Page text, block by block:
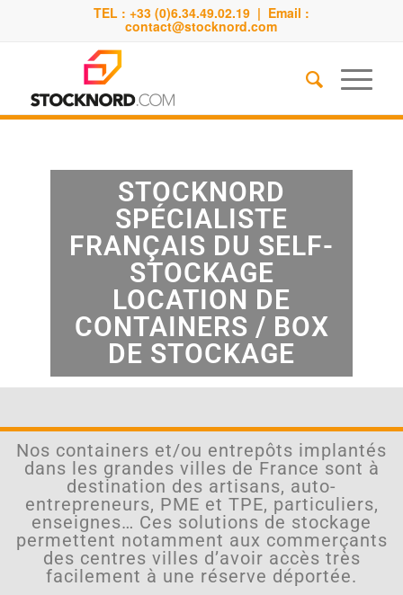
TEL : +33 (0)6.34.49.02.19 | Email :
contact@stocknord.com
STOCKNORD
SPÉCIALISTE
FRANÇAIS DU SELF-
STOCKAGE
LOCATION DE
CONTAINERS / BOX
DE STOCKAGE
Nos containers et/ou entrepôts implantés
dans les grandes villes de France sont à
destination des artisans, auto-
entrepreneurs, PME et TPE, particuliers,
enseignes… Ces solutions de stockage
permettent notamment aux commerçants
des centres villes d’avoir accès très
facilement à une réserve déportée.